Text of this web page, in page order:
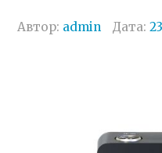
Автор: admin Дата: